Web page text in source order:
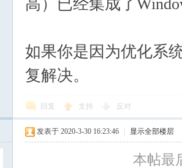
高）已经集成了
如果你是因为优化系
复解决。
回复 支持 反对
发表于 2020-3-30 16:23:46 显示全部楼层
本帖最